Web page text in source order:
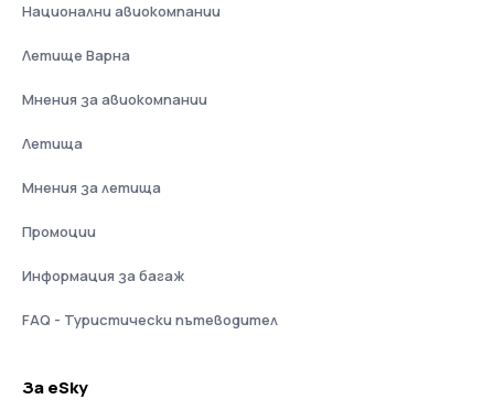
Национални авиокомпании
Летище Варна
Мнения за авиокомпании
Летища
Мнения за летища
Промоции
Информация за багаж
FAQ - Туристически пътеводител
За eSky